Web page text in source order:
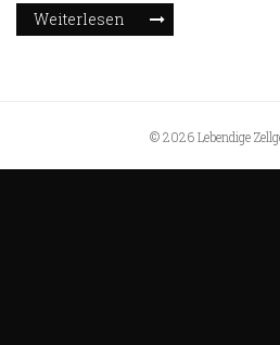
15T‑Serie plus Geschenke im Wert
Weiterlesen
© 2026 Lebendige